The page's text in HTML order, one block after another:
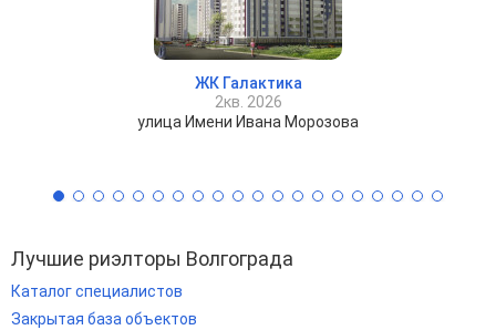
ЖК Галактика
2кв. 2026
улица Имени Ивана Морозова
Лучшие риэлторы Волгограда
Каталог специалистов
Закрытая база объектов